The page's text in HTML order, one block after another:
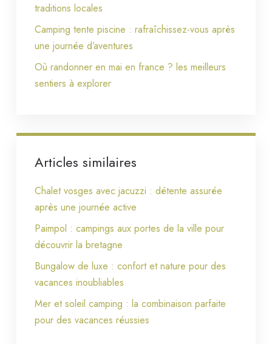
traditions locales
Camping tente piscine : rafraîchissez-vous après
une journée d’aventures
Où randonner en mai en france ? les meilleurs
sentiers à explorer
Articles similaires
Chalet vosges avec jacuzzi : détente assurée
après une journée active
Paimpol : campings aux portes de la ville pour
découvrir la bretagne
Bungalow de luxe : confort et nature pour des
vacances inoubliables
Mer et soleil camping : la combinaison parfaite
pour des vacances réussies